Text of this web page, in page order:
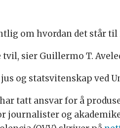
om hvordan det står til
sier Guillermo T.
og statsvitenskap ved
tatt ansvar for å
journalister og